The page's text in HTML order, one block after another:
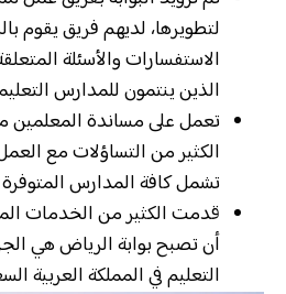
لتطويرها، لديهم فريق يقوم
الاستفسارات والأسئلة
الذين ينتمون للمدارس
تعمل على مساندة المعلمين
الكثير من التساؤلات مع
تشمل كافة المدارس
قدمت الكثير من الخدمات
أن تصبح بوابة الرياض هي
التعليم في المملكة العربية